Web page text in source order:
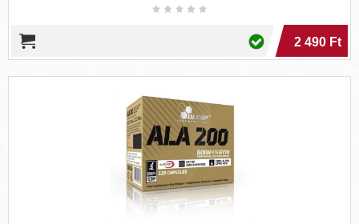
2 490 Ft